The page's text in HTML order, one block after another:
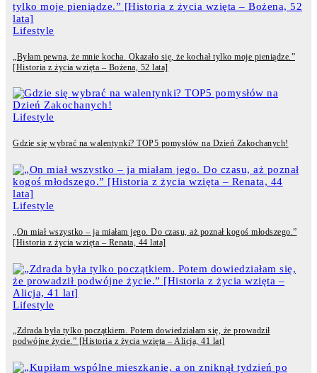
Lifestyle
„Byłam pewna, że mnie kocha. Okazało się, że kochał tylko moje pieniądze.”
[Historia z życia wzięta – Bożena, 52 lata]
Lifestyle
Gdzie się wybrać na walentynki? TOP5 pomysłów na Dzień Zakochanych!
Lifestyle
„On miał wszystko – ja miałam jego. Do czasu, aż poznał kogoś młodszego.”
[Historia z życia wzięta – Renata, 44 lata]
Lifestyle
„Zdrada była tylko początkiem. Potem dowiedziałam się, że prowadził
podwójne życie.” [Historia z życia wzięta – Alicja, 41 lat]